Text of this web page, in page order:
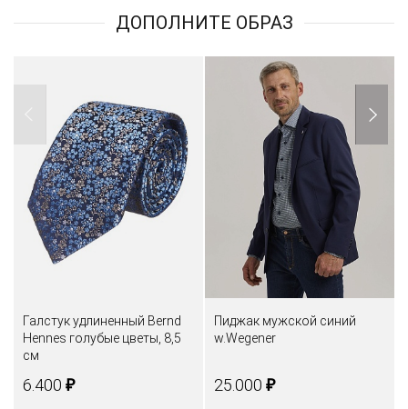
ДОПОЛНИТЕ ОБРАЗ
Галстук удлиненный Bernd
Hennes голубые цветы, 8,5
см
6.400 ₽
Пиджак мужской синий
w.Wegener
25.000 ₽